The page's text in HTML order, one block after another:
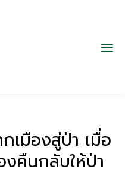
เมืองสู่ป่า เมื่อ
งคืนกลับให้ป่า